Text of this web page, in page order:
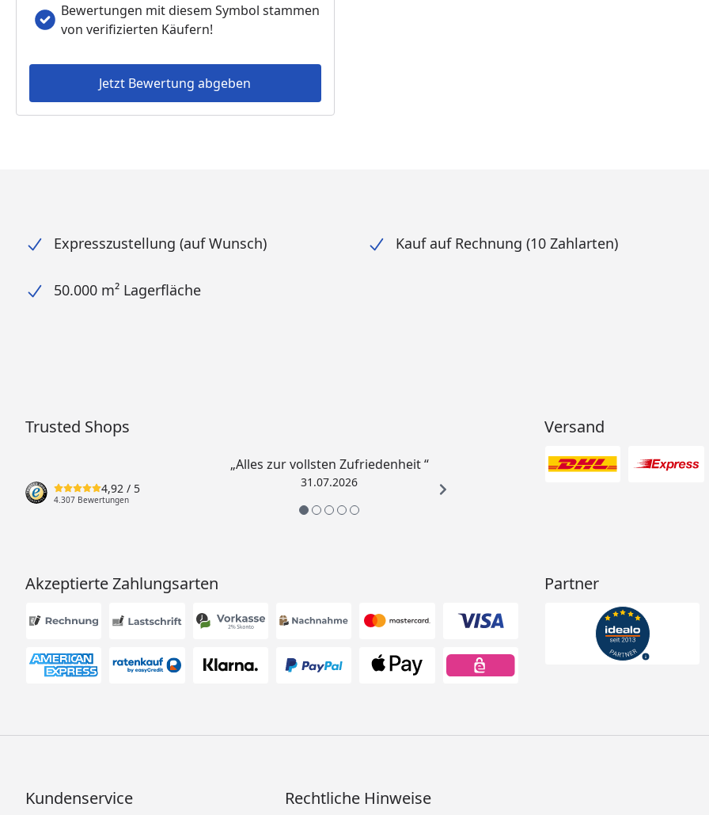
Bewertungen mit diesem Symbol stammen
von verifizierten Käufern!
Jetzt Bewertung abgeben
Expresszustellung (auf Wunsch) Kauf auf Rechnung (10 Zahlarten)
50.000 m² Lagerfläche
Trusted Shops
4,92 / 5
4.307 Bewertungen
„Alles zur vollsten Zufriedenheit “
31.07.2026
Versand
Akzeptierte Zahlungsarten Partner
Kundenservice Rechtliche Hinweise